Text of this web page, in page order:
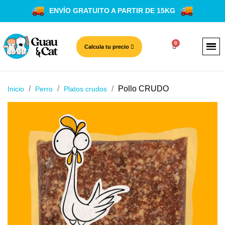
ENVÍO GRATUITO A PARTIR DE 15KG
Calcula tu precio
Inicio Perro Platos crudos Pollo CRUDO